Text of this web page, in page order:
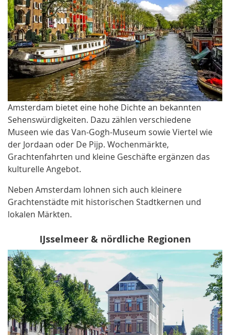
Amsterdam bietet eine hohe Dichte an bekannten
Sehenswürdigkeiten. Dazu zählen verschiedene
Museen wie das Van-Gogh-Museum sowie Viertel wie
der Jordaan oder De Pijp. Wochenmärkte,
Grachtenfahrten und kleine Geschäfte ergänzen das
kulturelle Angebot.
Neben Amsterdam lohnen sich auch kleinere
Grachtenstädte mit historischen Stadtkernen und
lokalen Märkten.
IJsselmeer & nördliche Regionen